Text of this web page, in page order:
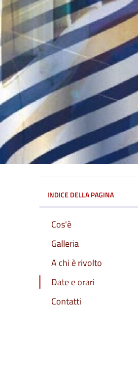
INDICE DELLA PAGINA
Cos'è
Galleria
A chi è rivolto
Date e orari
Contatti